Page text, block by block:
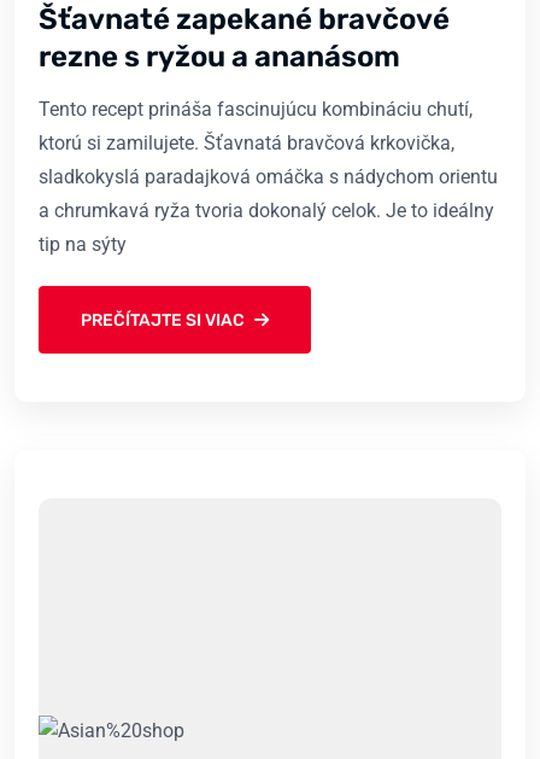
Šťavnaté zapekané bravčové
rezne s ryžou a ananásom
Tento recept prináša fascinujúcu kombináciu chutí,
ktorú si zamilujete. Šťavnatá bravčová krkovička,
sladkokyslá paradajková omáčka s nádychom orientu
a chrumkavá ryža tvoria dokonalý celok. Je to ideálny
tip na sýty
PREČÍTAJTE SI VIAC